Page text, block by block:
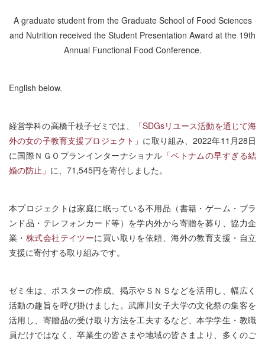
A graduate student from the Graduate School of Food Sciences
and Nutrition received the Student Presentation Award at the 19th
Annual Functional Food Conference.
English below.
経営学科の高橋千枝子ゼミでは、
「SDGsリユース活動を通じて海
外の女の子教育支援プロジェクト」 に取り組み、2022年11月28日
に国際ＮＧＯプランインターナショナル 「ベトナムの早すぎる結
婚の防止」 に、71,545円を寄付しました。
本プロジェクトは家庭に眠っている不用品（書籍・ゲーム・ブラ
ンド品・テレフォンカード等）を学内外から寄贈を募り、協力企
業・ 株式会社テイツーに買い取りを依頼、海外の教育支援・自立
支援に寄付する取り組みです。
ゼミ生は、ポスターの作成、掲示やＳＮＳなどを活用し、幅広く
活動の趣旨を呼び掛けました。武庫川女子大学の文化祭の集客を
活用し、寄贈品の受け取り方法を工夫するなど、本学学生・教職
員だけではなく、卒業生の皆さまや地域の皆さまより、多くのご